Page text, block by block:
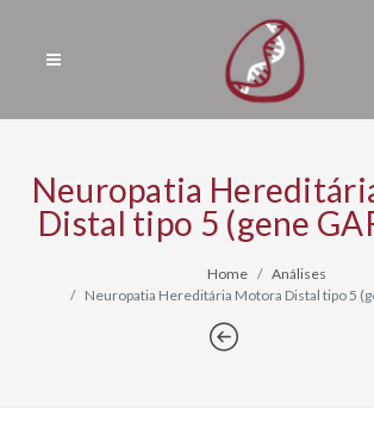
Neuropatia
Distal tipo 5 (gene
Home
Análises
Neuropatia Hereditária Motora Distal tipo 5